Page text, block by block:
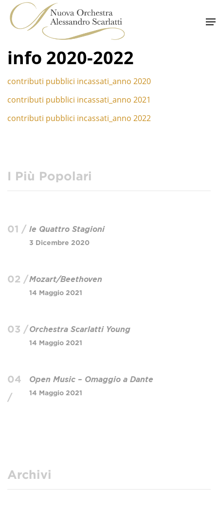
content
info 2020-2022
contributi pubblici incassati_anno 2020
contributi pubblici incassati_anno 2021
contributi pubblici incassati_anno 2022
I Più Popolari
01 / le Quattro Stagioni
3 Dicembre 2020
02 /Mozart/Beethoven
14 Maggio 2021
03 /Orchestra Scarlatti Young
14 Maggio 2021
04
/
Open Music – Omaggio a Dante
14 Maggio 2021
Archivi